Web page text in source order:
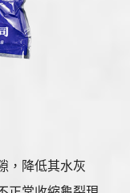
，降低其水灰